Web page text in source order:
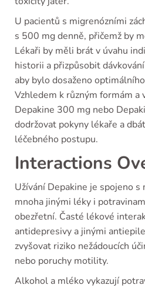
U pacientů s migrenózními
s 500 mg denně, přičemž by
Lékaři by měli brát v úvahu
historii a přizpůsobit
aby bylo dosaženo
Vzhledem k různým formám a
Depakine 300 mg nebo
dodržovat pokyny lékaře a
léčebného postupu.
Interactions
Užívání Depakine je spojeno
mnoha jinými léky i
obezřetní. Časté lékové
antidepresivy a jinými
zvyšovat riziko nežádoucích
nebo poruchy motility.
Alkohol a mléko vykazují